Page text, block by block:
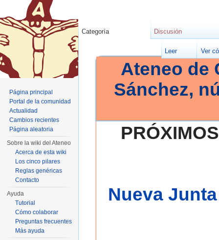
Ateneo de
Sánchez,
Nueva
Categoría Discusión
Leer Ver
Página principal
Portal de la comunidad
Actualidad
Cambios recientes
Página aleatoria
Sobre la wiki del Ateneo
Acerca de esta wiki
Los cinco pilares
Reglas genéricas
Contacto
Ayuda
Tutorial
Cómo colaborar
Preguntas frecuentes
Más ayuda